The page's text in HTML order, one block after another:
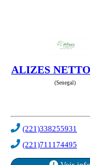
ALIZES
(Senegal)
(221)338255931
(221)711174495